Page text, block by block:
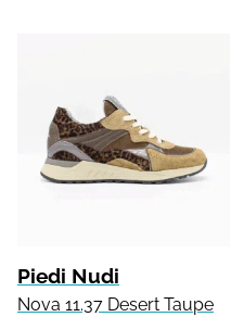
Piedi Nudi
Nova 11.37 Desert Taupe